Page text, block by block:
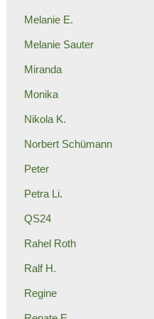
Melanie E.
Melanie Sauter
Miranda
Monika
Nikola K.
Norbert Schümann
Peter
Petra Li.
QS24
Rahel Roth
Ralf H.
Regine